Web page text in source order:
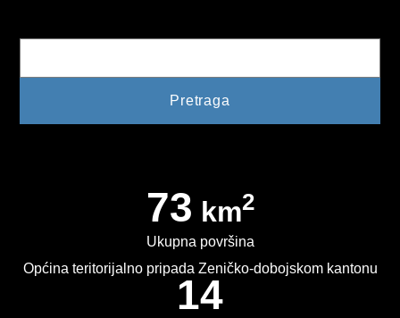
73 km2
Ukupna površina
Općina teritorijalno pripada Zeničko-dobojskom kantonu
14
JAVNE NABAVKE